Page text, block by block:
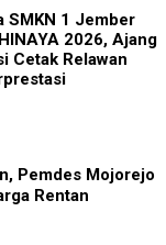
SMKN 1 Jember
2026, Ajang
Cetak Relawan
Pemdes Mojorejo
Rentan